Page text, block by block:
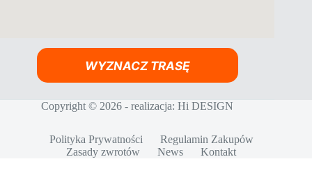
WYZNACZ TRASĘ
Copyright © 2026 - realizacja:Hi DESIGN
Polityka Prywatności
Regulamin Zakupów
Zasady zwrotów
News Kontakt